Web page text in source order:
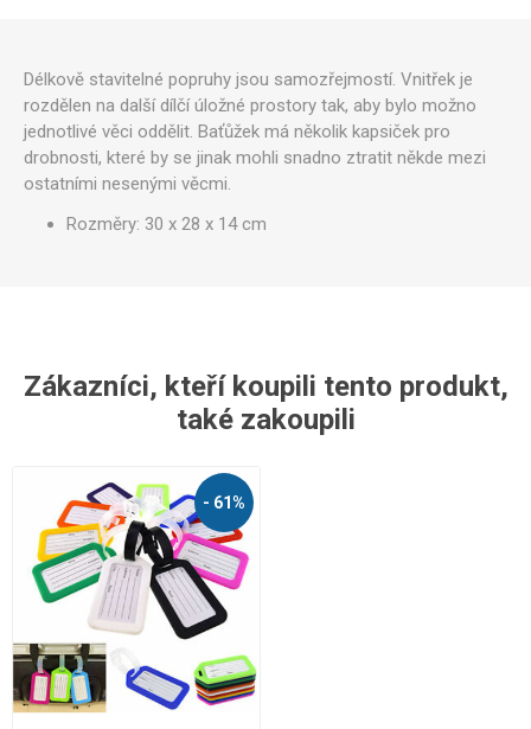
Délkově stavitelné popruhy jsou samozřejmostí. Vnitřek je
rozdělen na další dílčí úložné prostory tak, aby bylo možno
jednotlivé věci oddělit. Baťůžek má několik kapsiček pro
drobnosti, které by se jinak mohli snadno ztratit někde mezi
ostatními nesenými věcmi.
Rozměry: 30 x 28 x 14 cm
Zákazníci, kteří koupili tento produkt,
také zakoupili
- 61%